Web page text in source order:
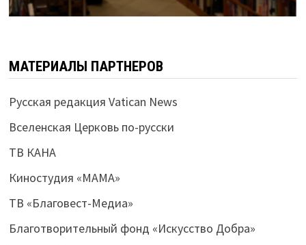
МАТЕРИАЛЫ ПАРТНЕРОВ
Русская редакция Vatican News
Вселенская Церковь по-русски
ТВ КАНА
Киностудия «МАМА»
ТВ «Благовест-Медиа»
Благотворительный фонд «Искусство Добра»